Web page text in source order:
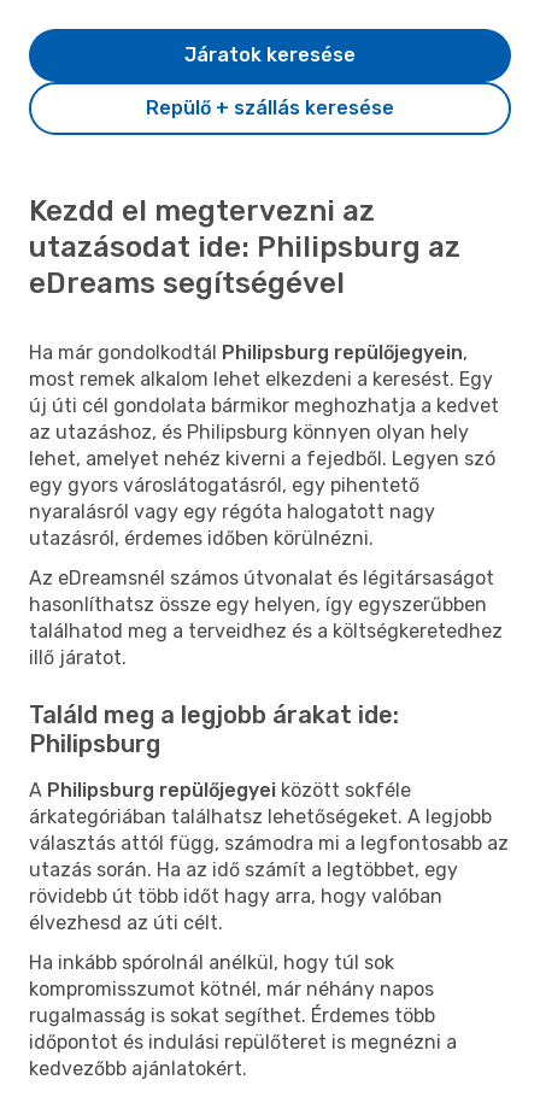
Repülő + szállás keresése
Járatok keresése
Kezdd el megtervezni az
utazásodat ide: Philipsburg az
eDreams segítségével
Ha már gondolkodtál Philipsburg repülőjegyein,
most remek alkalom lehet elkezdeni a keresést. Egy
új úti cél gondolata bármikor meghozhatja a kedvet
az utazáshoz, és Philipsburg könnyen olyan hely
lehet, amelyet nehéz kiverni a fejedből. Legyen szó
egy gyors városlátogatásról, egy pihentető
nyaralásról vagy egy régóta halogatott nagy
utazásról, érdemes időben körülnézni.
Az eDreamsnél számos útvonalat és légitársaságot
hasonlíthatsz össze egy helyen, így egyszerűbben
találhatod meg a terveidhez és a költségkeretedhez
illő járatot.
Találd meg a legjobb árakat ide:
Philipsburg
A Philipsburg repülőjegyei között sokféle
árkategóriában találhatsz lehetőségeket. A legjobb
választás attól függ, számodra mi a legfontosabb az
utazás során. Ha az idő számít a legtöbbet, egy
rövidebb út több időt hagy arra, hogy valóban
élvezhesd az úti célt.
Ha inkább spórolnál anélkül, hogy túl sok
kompromisszumot kötnél, már néhány napos
rugalmasság is sokat segíthet. Érdemes több
időpontot és indulási repülőteret is megnézni a
kedvezőbb ajánlatokért.